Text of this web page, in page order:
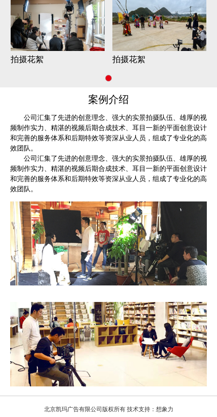
拍摄花絮 拍摄花絮
案例介绍
公司汇集了先进的创意理念、强大的实景拍摄队伍、雄厚的视
频制作实力、精湛的视频后期合成技术、耳目一新的平面创意设计
和完善的服务体系和后期特效等资深从业人员，组成了专业化的高
效团队。
公司汇集了先进的创意理念、强大的实景拍摄队伍、雄厚的视
频制作实力、精湛的视频后期合成技术、耳目一新的平面创意设计
和完善的服务体系和后期特效等资深从业人员，组成了专业化的高
效团队。
北京凯玛广告有限公司版权所有 技术支持： 想象力